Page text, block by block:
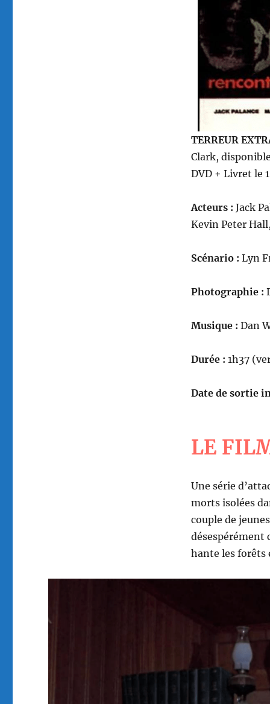
TERREUR
Clark,
DVD + Livret le
Acteurs : Jack
Kevin Peter
Scénario : Lyn
Photographie :
Musique : Dan
Durée : 1h37
Date de sortie
LE
Une série
morts isolées
couple de
désespérément
hante les forêts